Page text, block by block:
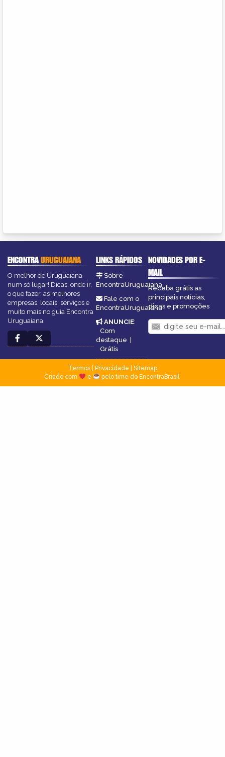
ENCONTRAURUGUAIANA
O melhor de Uruguaiana
num só lugar! Dicas, onde ir,
o que fazer, as melhores
empresas, locais, serviços e
muito mais no guia Encontra
Uruguaiana.
LINKS RÁPIDOS
Sobre
EncontraUruguaiana
Fale com o
EncontraUruguaiana
ANUNCIE:
Com
destaque
Grátis
NOVIDADES POR E-
MAIL
Receba grátis as
principais notícias,
dicas e promoções
Termos| Privacidade
Sitemap
Criado com
e pelo time do EncontraBrasil